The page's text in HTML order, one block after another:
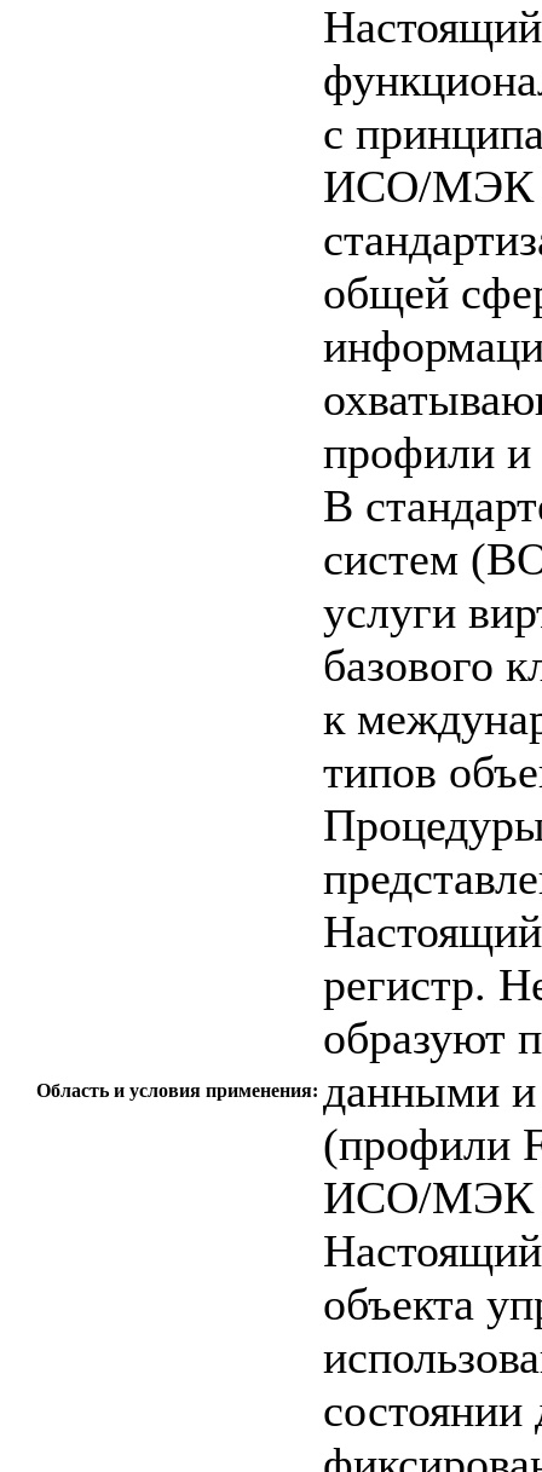
Область и условия применения:
Настоящий
с
ИСО/МЭК
общей
профили и
В
систем
услуги
базового
к
типов
регистр.
образуют
данными и
(профили
ИСО/МЭК
Настоящий
объекта
состоянии